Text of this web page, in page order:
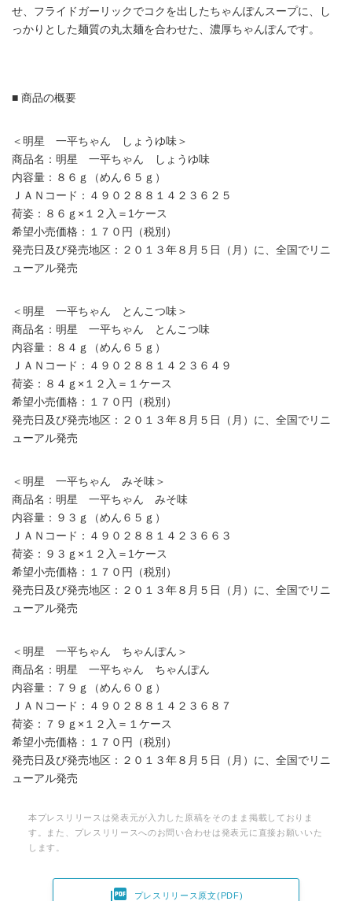
せ、フライドガーリックでコクを出したちゃんぽんスープに、し
っかりとした麺質の丸太麺を合わせた、濃厚ちゃんぽんです。
■ 商品の概要
＜明星 一平ちゃん しょうゆ味＞
商品名：明星 一平ちゃん しょうゆ味
内容量：８６ｇ（めん６５ｇ）
ＪＡＮコード：４９０２８８１４２３６２５
荷姿：８６ｇ×１２入＝1ケース
希望小売価格：１７０円（税別）
発売日及び発売地区：２０１３年８月５日（月）に、全国でリニ
ューアル発売
＜明星 一平ちゃん とんこつ味＞
商品名：明星 一平ちゃん とんこつ味
内容量：８４ｇ（めん６５ｇ）
ＪＡＮコード：４９０２８８１４２３６４９
荷姿：８４ｇ×１２入＝１ケース
希望小売価格：１７０円（税別）
発売日及び発売地区：２０１３年８月５日（月）に、全国でリニ
ューアル発売
＜明星 一平ちゃん みそ味＞
商品名：明星 一平ちゃん みそ味
内容量：９３ｇ（めん６５ｇ）
ＪＡＮコード：４９０２８８１４２３６６３
荷姿：９３ｇ×１２入＝1ケース
希望小売価格：１７０円（税別）
発売日及び発売地区：２０１３年８月５日（月）に、全国でリニ
ューアル発売
＜明星 一平ちゃん ちゃんぽん＞
商品名：明星 一平ちゃん ちゃんぽん
内容量：７９ｇ（めん６０ｇ）
ＪＡＮコード：４９０２８８１４２３６８７
荷姿：７９ｇ×１２入＝１ケース
希望小売価格：１７０円（税別）
発売日及び発売地区：２０１３年８月５日（月）に、全国でリニ
ューアル発売
本プレスリリースは発表元が入力した原稿をそのまま掲載しておりま
す。また、プレスリリースへのお問い合わせは発表元に直接お願いいた
します。
 プレスリリース原文(PDF)